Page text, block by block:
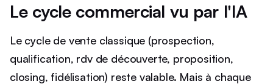
Le cycle commercial vu par l'IA
Le cycle de vente classique (prospection,
qualification, rdv de découverte, proposition,
closing, fidélisation) reste valable. Mais à chaque